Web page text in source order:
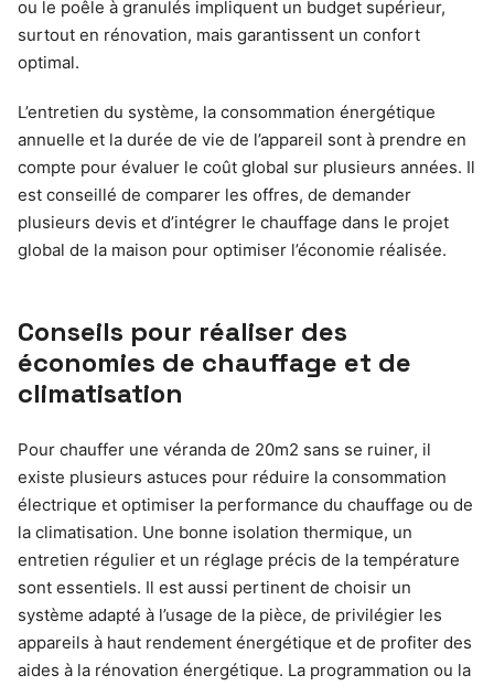
ou le poêle à granulés impliquent un budget supérieur,
surtout en rénovation, mais garantissent un confort
optimal.
L’entretien du système, la consommation énergétique
annuelle et la durée de vie de l’appareil sont à prendre en
compte pour évaluer le coût global sur plusieurs années. Il
est conseillé de comparer les offres, de demander
plusieurs devis et d’intégrer le chauffage dans le projet
global de la maison pour optimiser l’économie réalisée.
Conseils pour réaliser des
économies de chauffage et de
climatisation
Pour chauffer une véranda de 20m2 sans se ruiner, il
existe plusieurs astuces pour réduire la consommation
électrique et optimiser la performance du chauffage ou de
la climatisation. Une bonne isolation thermique, un
entretien régulier et un réglage précis de la température
sont essentiels. Il est aussi pertinent de choisir un
système adapté à l’usage de la pièce, de privilégier les
appareils à haut rendement énergétique et de profiter des
aides à la rénovation énergétique. La programmation ou la